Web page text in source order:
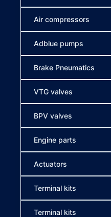
Air compressors
Adblue pumps
Brake Pneumatics
VTG valves
BPV valves
Engine parts
Actuators
Terminal kits
Terminal kits